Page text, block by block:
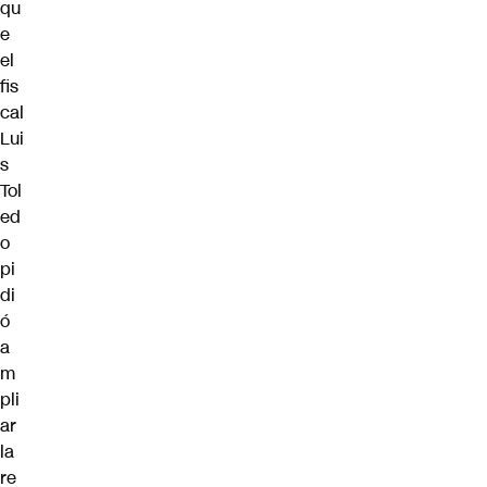
qu
e
el
fis
cal
Lui
s
Tol
ed
o
pi
di
ó
a
m
pli
ar
la
re